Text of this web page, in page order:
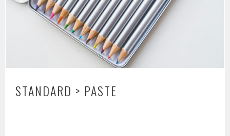
STANDARD > PASTE